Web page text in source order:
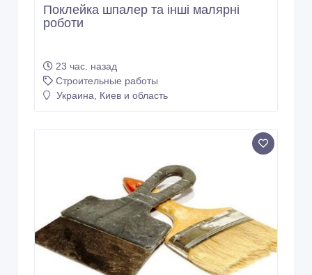
Поклейка шпалер та інші малярні
роботи
23 час. назад
Строительные работы
Украина, Киев и область